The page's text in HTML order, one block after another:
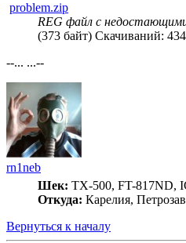
problem.zip
REG файл с
(373 байт) Скачиваний: 434
--... ...--
rn1neb
Шек: TX-500, FT-817ND,
Откуда: Карелия,
Вернуться к началу